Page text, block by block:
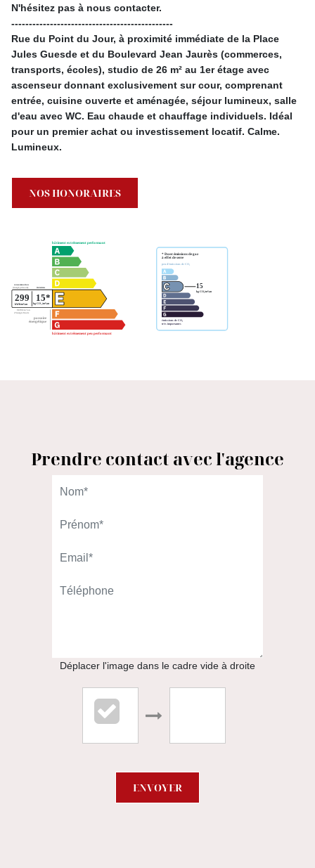
N'hésitez pas à nous contacter.
----------------------------------------------
Rue du Point du Jour, à proximité immédiate de la Place
Jules Guesde et du Boulevard Jean Jaurès (commerces,
transports, écoles), studio de 26 m² au 1er étage avec
ascenseur donnant exclusivement sur cour, comprenant
entrée, cuisine ouverte et aménagée, séjour lumineux, salle
d'eau avec WC. Eau chaude et chauffage individuels. Idéal
pour un premier achat ou investissement locatif. Calme.
Lumineux.
NOS HONORAIRES
Prendre contact avec l'agence
Déplacer l'image dans le cadre vide à droite
ENVOYER